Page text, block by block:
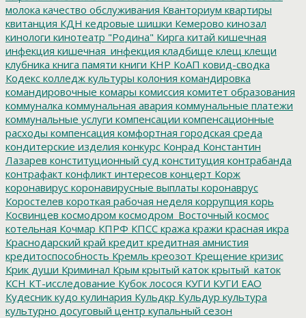
молока качество обслуживания Кванториум квартиры
квитанция КДН кедровые шишки Кемерово кинозал
кинологи кинотеатр "Родина" Кирга китай кишечная
инфекция кишечная_инфекция кладбище клещ клещи
клубника книга памяти книги КНР КоАП ковид-сводка
Кодекс колледж культуры колония командировка
командировочные комары комиссия комитет образования
коммуналка коммунальная авария коммунальные платежи
коммунальные услуги компенсации компенсационные
расходы компенсация комфортная городская среда
кондитерские изделия конкурс Конрад Константин
Лазарев конституционный суд конституция контрабанда
контрафакт конфликт интересов концерт Корж
коронавирус коронавирусные выплаты коронаврус
Коростелев короткая рабочая неделя коррупция корь
Косвинцев космодром космодром_Восточный космос
котельная Кочмар КПРФ КПСС кража кражи красная икра
Краснодарский край кредит кредитная амнистия
кредитоспособность Кремль креозот Крещение кризис
Крик души Криминал Крым крытый каток крытый_каток
КСН КТ-исследование Кубок лосося КУГИ КУГИ ЕАО
Кудесник кудо кулинария Кульдкр Кульдур культура
культурно досуговый центр купальный сезон